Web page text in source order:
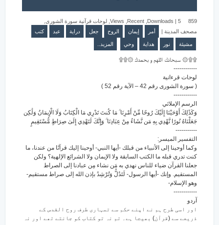
859
|
Downloads
,
Recent
,
Views
, لوحات قرآنية سورة الشورى,
مصحف المدينة | أمر إيمان الروح جعل دراية عبد كتب
مشيئة نور هداية وحي المزيد..
۩۩۞ سبحانك اللهم و بحمدك ۞۩۩
------------
لوحات قرءانية
( سورة الشورى رقم 42 – الآية رقم 52 )
------------
الرسم الإملائي
وَكَذَٰلِكَ أَوْحَيْنَا إِلَيْكَ رُوحًا مِّنْ أَمْرِنَا ۚ مَا كُنتَ تَدْرِي مَا الْكِتَابُ وَلَا الْإِيمَانُ وَلَٰكِن
جَعَلْنَاهُ نُورًا نَّهْدِي بِهِ مَن نَّشَاءُ مِنْ عِبَادِنَا ۚ وَإِنَّكَ لَتَهْدِي إِلَىٰ صِرَاطٍ مُّسْتَقِيمٍ
-----------
التفسير الميسر:
وكما أوحينا إلى الأنبياء من قبلك -أيها النبي- أوحينا إليك قرآنًا من عندنا، ما
كنت تدري قبله ما الكتب السابقة ولا الإيمان ولا الشرائع الإلهية؟ ولكن
جعلنا القرآن ضياء للناس نهدي به مَن نشاء مِن عبادنا إلى الصراط
المستقيم. وإنك -أيها الرسول- لَتَدُلُّ وَتُرْشِدُ بإذن الله إلى صراط مستقيم-
وهو الإسلام-
------------
آردو
اور اسی طرح ہم نے اپنے حکم سے تمہاری طرف روح القدس کے
ذریعے سے (قرآن) بھیجا ہے۔ تم نہ تو کتاب کو جانتے تھے اور نہ